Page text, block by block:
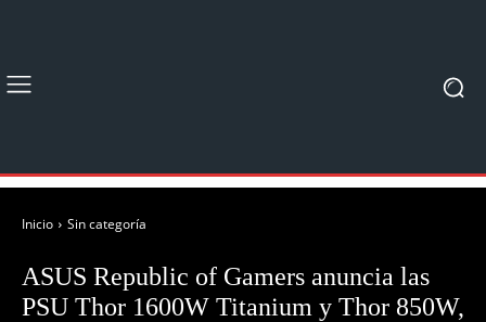
Inicio Sin categoría
ASUS Republic of Gamers anuncia las
PSU Thor 1600W Titanium y Thor 850W,